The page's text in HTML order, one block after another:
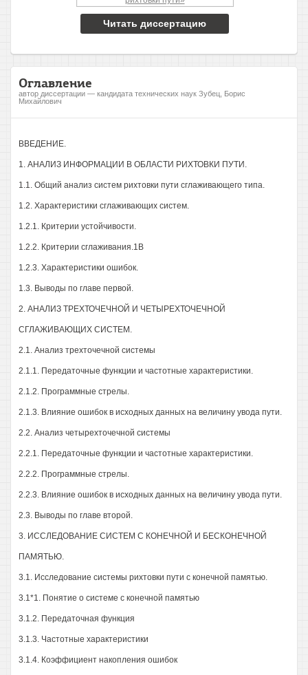
Читать диссертацию
Оглавление
автор диссертации — кандидата технических наук Зубец, Борис
Михайлович
ВВЕДЕНИЕ.
1. АНАЛИЗ ИНФОРМАЦИИ В ОБЛАСТИ РИХТОВКИ ПУТИ.
1.1. Общий анализ систем рихтовки пути сглаживающего типа.
1.2. Характеристики сглаживающих систем.
1.2.1. Критерии устойчивости.
1.2.2. Критерии сглаживания.1В
1.2.3. Характеристики ошибок.
1.3. Выводы по главе первой.
2. АНАЛИЗ ТРЕХТОЧЕЧНОЙ И ЧЕТЫРЕХТОЧЕЧНОЙ
СГЛАЖИВАЮЩИХ СИСТЕМ.
2.1. Анализ трехточечной системы
2.1.1. Передаточные функции и частотные характеристики.
2.1.2. Программные стрелы.
2.1.3. Влияние ошибок в исходных данных на величину увода пути.
2.2. Анализ четырехточечной системы
2.2.1. Передаточные функции и частотные характеристики.
2.2.2. Программные стрелы.
2.2.3. Влияние ошибок в исходных данных на величину увода пути.
2.3. Выводы по главе второй.
3. ИССЛЕДОВАНИЕ СИСТЕМ С КОНЕЧНОЙ И БЕСКОНЕЧНОЙ
ПАМЯТЬЮ.
3.1. Исследование системы рихтовки пути с конечной памятью.
3.1*1. Понятие о системе с конечной памятью
3.1.2. Передаточная функция
3.1.3. Частотные характеристики
3.1.4. Коэффициент накопления ошибок